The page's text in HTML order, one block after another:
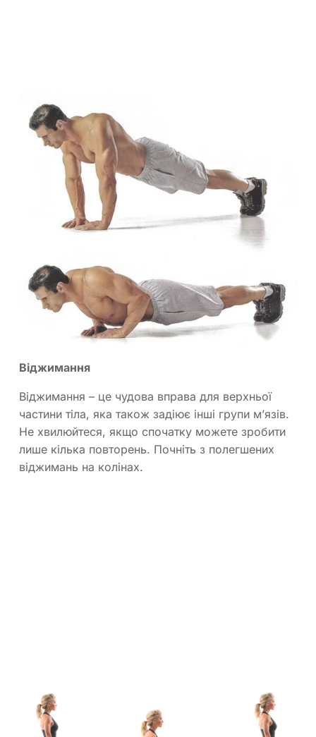
Віджимання
Віджимання – це чудова вправа для верхньої
частини тіла, яка також задіює інші групи м’язів.
Не хвилюйтеся, якщо спочатку можете зробити
лише кілька повторень. Почніть з полегшених
віджимань на колінах.